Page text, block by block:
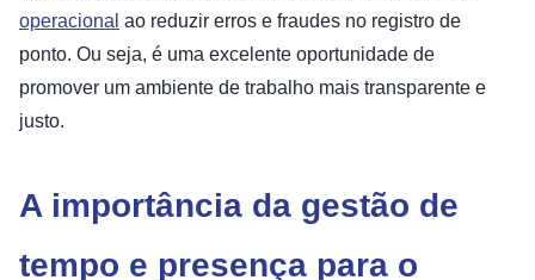
operacional ao reduzir erros e fraudes no registro de
ponto. Ou seja, é uma excelente oportunidade de
promover um ambiente de trabalho mais transparente e
justo.
A importância da gestão de
tempo e presença para o